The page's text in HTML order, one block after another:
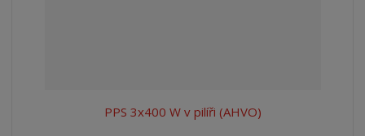
PPS 3x400 W v pilíři (AHVO)